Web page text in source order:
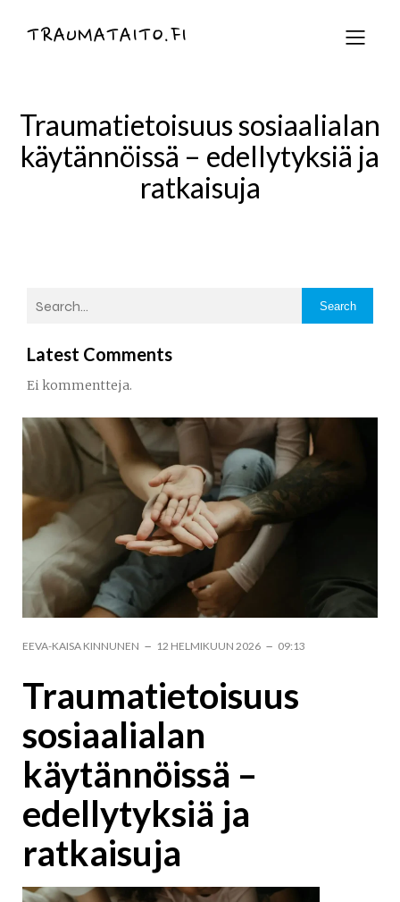
TRAUMATAITO.FI
Traumatietoisuus sosiaalialan
käytännöissä – edellytyksiä ja
ratkaisuja
Search
Latest Comments
Ei kommentteja.
EEVA-KAISA KINNUNEN - 12 HELMIKUUN 2026 - 09:13
Traumatietoisuus
sosiaalialan
käytännöissä –
edellytyksiä ja
ratkaisuja